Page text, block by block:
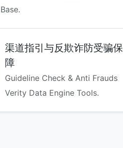
Base.
渠道指引与反欺诈防受骗保
障
Guideline Check & Anti Frauds
Verity Data Engine Tools.